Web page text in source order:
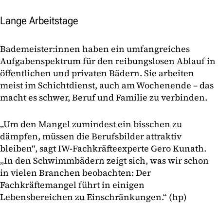
Lange Arbeitstage
Bademeister:innen haben ein umfangreiches
Aufgabenspektrum für den reibungslosen Ablauf in
öffentlichen und privaten Bädern. Sie arbeiten
meist im Schichtdienst, auch am Wochenende – das
macht es schwer, Beruf und Familie zu verbinden.
„Um den Mangel zumindest ein bisschen zu
dämpfen, müssen die Berufsbilder attraktiv
bleiben“, sagt IW-Fachkräfteexperte Gero Kunath.
„In den Schwimmbädern zeigt sich, was wir schon
in vielen Branchen beobachten: Der
Fachkräftemangel führt in einigen
Lebensbereichen zu Einschränkungen.“ (hp)